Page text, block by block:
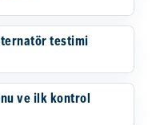
testimi
ve ilk kontrol